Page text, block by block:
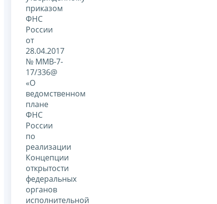
приказом
ФНС
России
от
28.04.2017
№ ММВ-7-
17/336@
«О
ведомственном
плане
ФНС
России
по
реализации
Концепции
открытости
федеральных
органов
исполнительной